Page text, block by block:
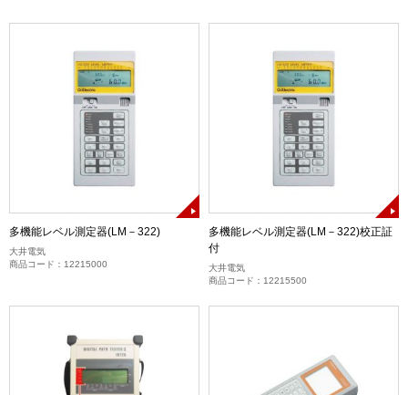
多機能レベル測定器(LM－322)
大井電気
商品コード：12215000
多機能レベル測定器(LM－322)校正証
付
大井電気
商品コード：12215500